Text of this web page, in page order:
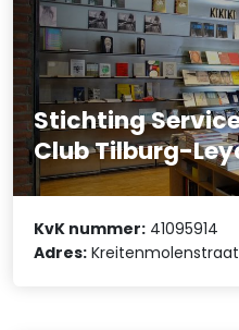
Stichting
Club Tilburg-
KvK nummer: 41095914
Adres: